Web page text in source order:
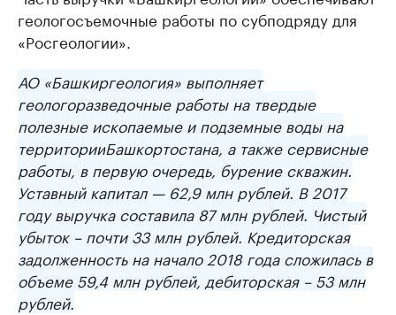
геологосъемочные работы по субподряду для
«Росгеологии».
АО «Башкиргеология» выполняет
геологоразведочные работы на твердые
полезные ископаемые и подземные воды на
территорииБашкортостана, а также сервисные
работы, в первую очередь, бурение скважин.
Уставный капитал — 62,9 млн рублей. В 2017
году выручка составила 87 млн рублей. Чистый
убыток – почти 33 млн рублей. Кредиторская
задолженность на начало 2018 года сложилась в
объеме 59,4 млн рублей, дебиторская – 53 млн
рублей.